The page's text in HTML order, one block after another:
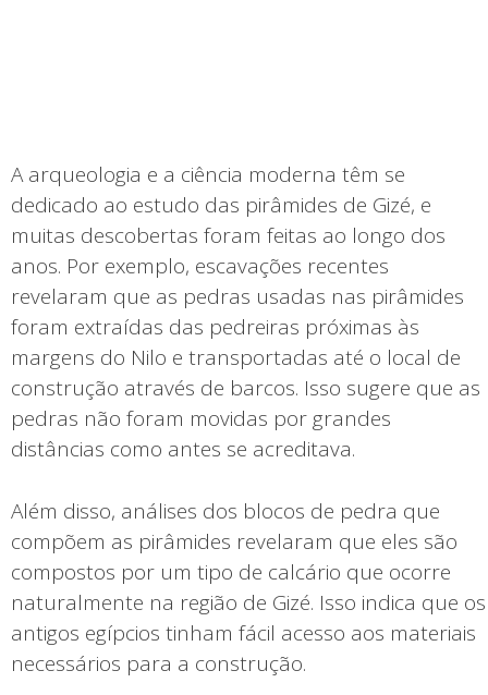
A arqueologia e a ciência moderna têm se
dedicado ao estudo das pirâmides de Gizé, e
muitas descobertas foram feitas ao longo dos
anos. Por exemplo, escavações recentes
revelaram que as pedras usadas nas pirâmides
foram extraídas das pedreiras próximas às
margens do Nilo e transportadas até o local de
construção através de barcos. Isso sugere que as
pedras não foram movidas por grandes
distâncias como antes se acreditava.
Além disso, análises dos blocos de pedra que
compõem as pirâmides revelaram que eles são
compostos por um tipo de calcário que ocorre
naturalmente na região de Gizé. Isso indica que os
antigos egípcios tinham fácil acesso aos materiais
necessários para a construção.